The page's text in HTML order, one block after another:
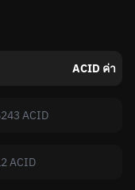
ACID ค่า
ACID
ACID